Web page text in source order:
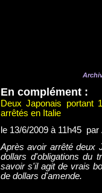
En complément :
Deux Japonais portant
arrêtés en Italie
le 13/6/2009 à 11h45 par
Après avoir arrêté deux
dollars d'obligations du
savoir s'il agit de vrais
de dollars d'amende.